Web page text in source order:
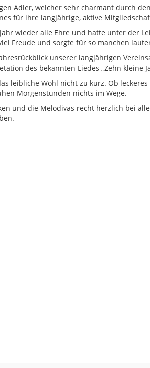
Adler, welcher sehr charmant durch
für ihre langjährige, aktive
wieder alle Ehre und hatte unter der
Freude und sorgte für so manchen
unserer langjährigen
des bekannten Liedes „Zehn kleine
leibliche Wohl nicht zu kurz. Ob
Morgenstunden nichts im Wege.
und die Melodivas recht herzlich bei